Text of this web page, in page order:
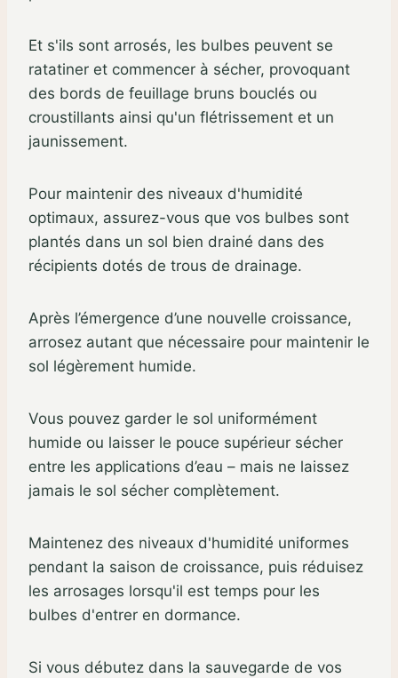
Et s'ils sont arrosés, les bulbes peuvent se
ratatiner et commencer à sécher, provoquant
des bords de feuillage bruns bouclés ou
croustillants ainsi qu'un flétrissement et un
jaunissement.
Pour maintenir des niveaux d'humidité
optimaux, assurez-vous que vos bulbes sont
plantés dans un sol bien drainé dans des
récipients dotés de trous de drainage.
Après l’émergence d’une nouvelle croissance,
arrosez autant que nécessaire pour maintenir le
sol légèrement humide.
Vous pouvez garder le sol uniformément
humide ou laisser le pouce supérieur sécher
entre les applications d’eau – mais ne laissez
jamais le sol sécher complètement.
Maintenez des niveaux d'humidité uniformes
pendant la saison de croissance, puis réduisez
les arrosages lorsqu'il est temps pour les
bulbes d'entrer en dormance.
Si vous débutez dans la sauvegarde de vos